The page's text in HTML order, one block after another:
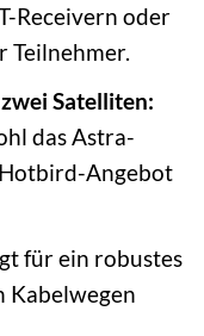
Receivern oder
Teilnehmer.
Satelliten:
das Astra-
Angebot
für ein robustes
Kabelwegen